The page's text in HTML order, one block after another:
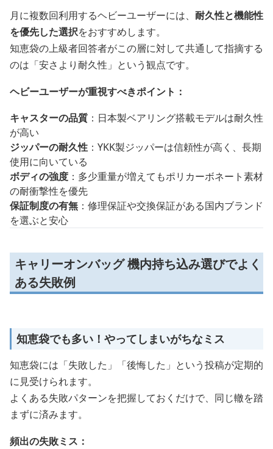
月に複数回利用するヘビーユーザーには、 耐久性と機能性
を優先した選択をおすすめします。
知恵袋の上級者回答者がこの層に対して共通して指摘する
のは「安さより耐久性」という観点です。
ヘビーユーザーが重視すべきポイント：
キャスターの品質 ：日本製ベアリング搭載モデルは耐久性
が高い
ジッパーの耐久性 ：YKK製ジッパーは信頼性が高く、長期
使用に向いている
ボディの強度 ：多少重量が増えてもポリカーボネート素材
の耐衝撃性を優先
保証制度の有無 ：修理保証や交換保証がある国内ブランド
を選ぶと安心
キャリーオンバッグ 機内持ち込み選びでよく
ある失敗例
知恵袋でも多い！やってしまいがちなミス
知恵袋には「失敗した」「後悔した」という投稿が定期的
に見受けられます。
よくある失敗パターンを把握しておくだけで、同じ轍を踏
まずに済みます。
頻出の失敗ミス：